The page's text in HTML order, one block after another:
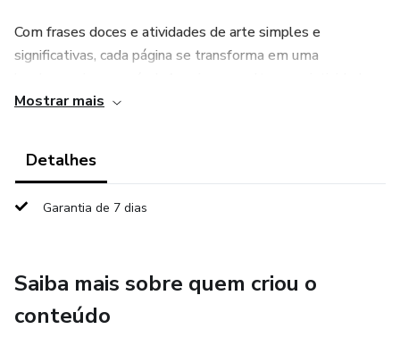
Com frases doces e atividades de arte simples e
significativas, cada página se transforma em uma
usando carimbos, colagens, desenhos e recortes – tudo
É a lembrança perfeita para eternizar o amor entre mãe e
Ideal para turmas do Berçário à Educação Infantil.
Mostrar mais
Detalhes
Garantia de 7 dias
Saiba mais sobre quem criou o
conteúdo